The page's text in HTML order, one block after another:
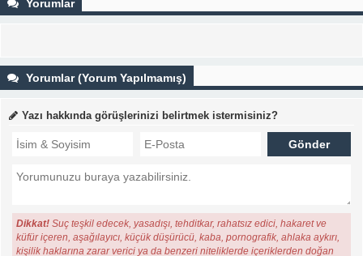
Yorumlar
Yorumlar (Yorum Yapılmamış)
Yazı hakkında görüşlerinizi belirtmek istermisiniz?
Dikkat! Suç teşkil edecek, yasadışı, tehditkar, rahatsız edici, hakaret ve
küfür içeren, aşağılayıcı, küçük düşürücü, kaba, pornografik, ahlaka aykırı,
kişilik haklarına zarar verici ya da benzeri niteliklerde içeriklerden doğan